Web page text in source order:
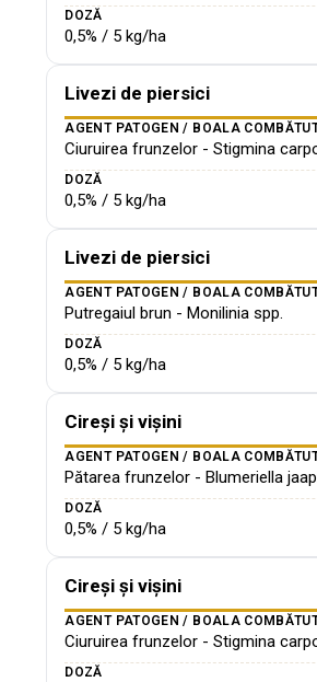
DOZĂ
0,5% / 5 kg/ha
Livezi de piersici
AGENT PATOGEN / BOALA
Ciuruirea frunzelor - Stigmina
DOZĂ
0,5% / 5 kg/ha
Livezi de piersici
AGENT PATOGEN / BOALA
Putregaiul brun - Monilinia spp.
DOZĂ
0,5% / 5 kg/ha
Cireși și vișini
AGENT PATOGEN / BOALA
Pătarea frunzelor - Blumeriella
DOZĂ
0,5% / 5 kg/ha
Cireși și vișini
AGENT PATOGEN / BOALA
Ciuruirea frunzelor - Stigmina
DOZĂ